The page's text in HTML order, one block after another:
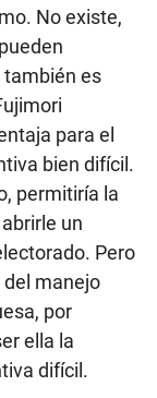
No existe,
también es
para el
bien difícil.
permitiría la
un
Pero
manejo
por
ella la
difícil.